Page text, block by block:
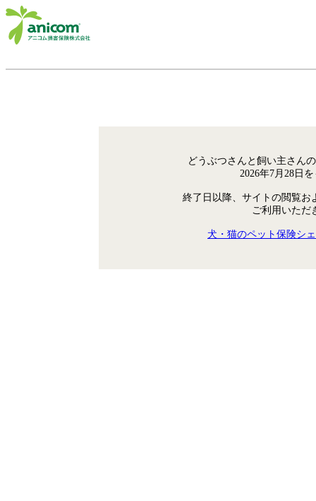
どうぶつさんと飼い主さん
2026年7月28日
終了日以降、サイトの閲覧お
ご利用いただ
犬・猫のペット保険シ